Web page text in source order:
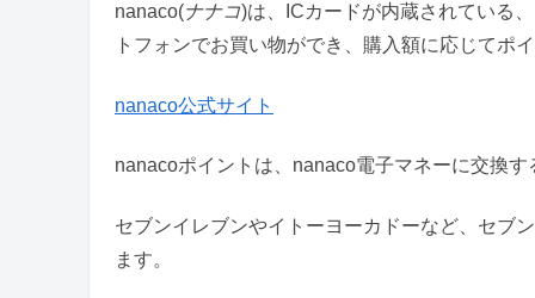
nanaco(ナナコ)は、ICカードが内蔵されている
トフォンでお買い物ができ、購入額に応じてポ
nanaco公式サイト
nanacoポイントは、nanaco電子マネーに交換す
セブンイレブンやイトーヨーカドーなど、セブ
ます。